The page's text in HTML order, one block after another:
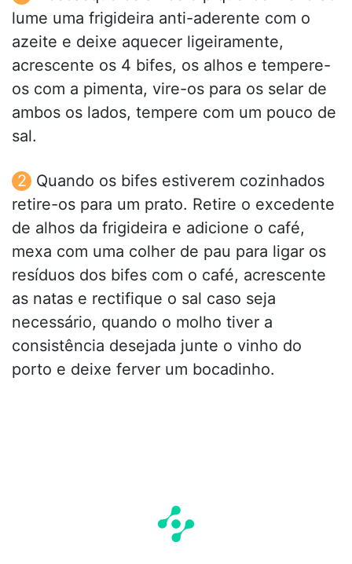
lume uma frigideira anti-aderente com o
azeite e deixe aquecer ligeiramente,
acrescente os 4 bifes, os alhos e tempere-
os com a pimenta, vire-os para os selar de
ambos os lados, tempere com um pouco de
sal.
Quando os bifes estiverem cozinhados
retire-os para um prato. Retire o excedente
de alhos da frigideira e adicione o café,
mexa com uma colher de pau para ligar os
resíduos dos bifes com o café, acrescente
as natas e rectifique o sal caso seja
necessário, quando o molho tiver a
consistência desejada junte o vinho do
porto e deixe ferver um bocadinho.